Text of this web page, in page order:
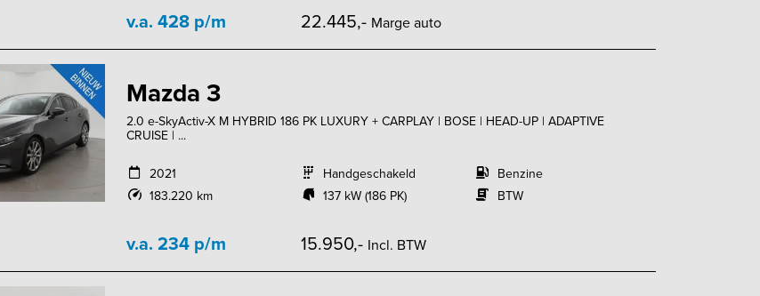
v.a. 428 p/m 22.445,- Marge auto
Mazda 3
2.0 e-SkyActiv-X M HYBRID 186 PK LUXURY + CARPLAY | BOSE | HEAD-UP | ADAPTIVE
CRUISE | ...
2021
183.220 km
Handgeschakeld
137 kW (186 PK)
Benzine
BTW
v.a. 234 p/m 15.950,- Incl. BTW